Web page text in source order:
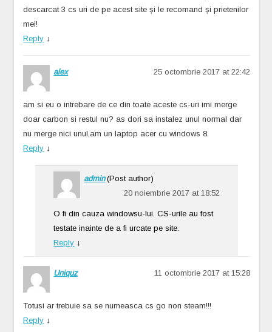
descarcat 3 cs uri de pe acest site și le recomand și prietenilor
mei!
Reply ↓
alex 25 octombrie 2017 at 22:42
am si eu o intrebare de ce din toate aceste cs-uri imi merge
doar carbon si restul nu? as dori sa instalez unul normal dar
nu merge nici unul,am un laptop acer cu windows 8.
Reply ↓
admin (Post author)
20 noiembrie 2017 at 18:52
O fi din cauza windowsu-lui. CS-urile au fost
testate inainte de a fi urcate pe site.
Reply ↓
Uniquz 11 octombrie 2017 at 15:28
Totusi ar trebuie sa se numeasca cs go non steam!!!
Reply ↓